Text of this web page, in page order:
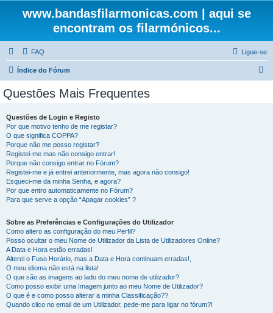
www.bandasfilarmonicas.com | aqui se
encontram os filarmónicos...
FAQ Ligue-se
Índice do Fórum
Questões Mais Frequentes
Questões de Login e Registo
Por que motivo tenho de me registar?
O que significa COPPA?
Porque não me posso registar?
Registei-me mas não consigo entrar!
Porque não consigo entrar no Fórum?
Registei-me e já entrei anteriormente, mas agora não consigo!
Esqueci-me da minha Senha, e agora?
Por que entro automaticamente no Fórum?
Para que serve a opção “Apagar cookies” ?
Sobre as Preferências e Configurações do Utilizador
Como altero as configuração do meu Perfil?
Posso ocultar o meu Nome de Utilizador da Lista de Utilizadores Online?
A Data e Hora estão erradas!
Alterei o Fuso Horário, mas a Data e Hora continuam erradas!,
O meu idioma não está na lista!
O que são as imagens ao lado do meu nome de utilizador?
Como posso exibir uma Imagem junto ao meu Nome de Utilizador?
O que é e como posso alterar a minha Classificação??
Quando clico no email de um Utilizador, pede-me para ligar no fórum?!